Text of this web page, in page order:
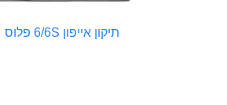
תיקון אייפון 6/6S פלוס